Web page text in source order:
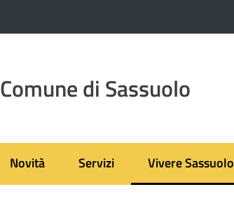
Comune di Sassuolo
Novità Servizi Vivere Sassuolo
Menu selezionato